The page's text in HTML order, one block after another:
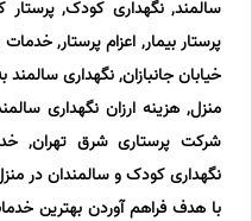
سالمند, نگهداری کودک,
پرستار بیمار, اعزام پرستار,
خیابان جانبازان, نگهداری
منزل, هزینه ارزان نگهداری
شرکت پرستاری شرق تهران,
نگهداری کودک و سالمندان در
با هدف فراهم آوردن بهترین